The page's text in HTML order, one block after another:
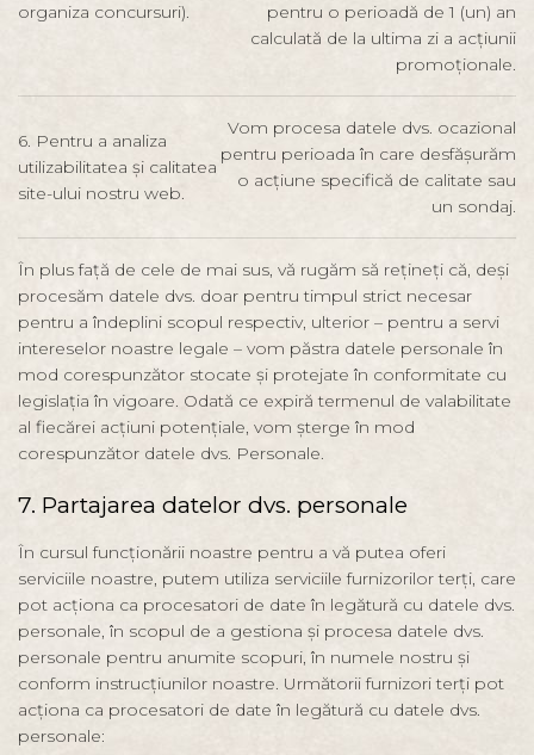
organiza concursuri).
pentru o perioadă de 1 (un) an
calculată de la ultima zi a acțiunii
promoționale.
6. Pentru a analiza
utilizabilitatea și calitatea
site-ului nostru web.
Vom procesa datele dvs. ocazional
pentru perioada în care desfășurăm
o acțiune specifică de calitate sau
un sondaj.
În plus față de cele de mai sus, vă rugăm să rețineți că, deși
procesăm datele dvs. doar pentru timpul strict necesar
pentru a îndeplini scopul respectiv, ulterior – pentru a servi
intereselor noastre legale – vom păstra datele personale în
mod corespunzător stocate și protejate în conformitate cu
legislația în vigoare. Odată ce expiră termenul de valabilitate
al fiecărei acțiuni potențiale, vom șterge în mod
corespunzător datele dvs. Personale.
7. Partajarea datelor dvs. personale
În cursul funcționării noastre pentru a vă putea oferi
serviciile noastre, putem utiliza serviciile furnizorilor terți, care
pot acționa ca procesatori de date în legătură cu datele dvs.
personale, în scopul de a gestiona și procesa datele dvs.
personale pentru anumite scopuri, în numele nostru și
conform instrucțiunilor noastre. Următorii furnizori terți pot
acționa ca procesatori de date în legătură cu datele dvs.
personale: